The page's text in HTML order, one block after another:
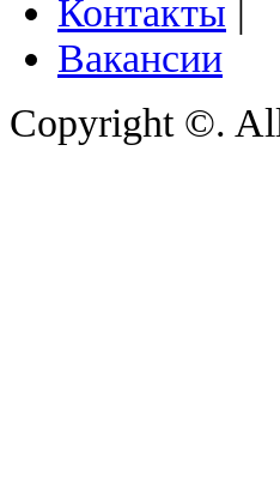
Контакты |
Вакансии
Copyright ©.